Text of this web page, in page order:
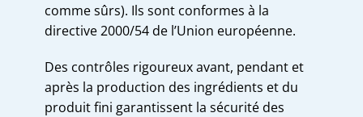
comme sûrs). Ils sont conformes à la
directive 2000/54 de l’Union européenne.
Des contrôles rigoureux avant, pendant et
après la production des ingrédients et du
produit fini garantissent la sécurité des